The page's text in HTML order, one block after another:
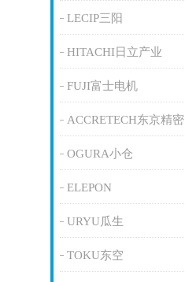
LECIP三阳
HITACHI日立产业
FUJI富士电机
ACCRETECH东京精密
OGURA小仓
ELEPON
URYU瓜生
TOKU东空